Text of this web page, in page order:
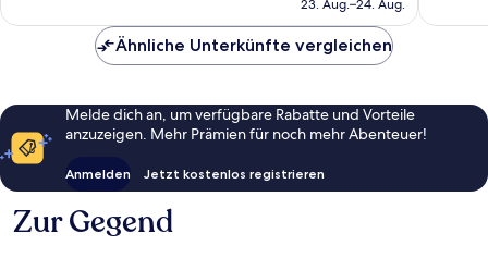
23. Aug.–24. Aug.
Ähnliche Unterkünfte vergleichen
Melde dich an, um verfügbare Rabatte und Vorteile
anzuzeigen. Mehr Prämien für noch mehr Abenteuer!
Anmelden Jetzt kostenlos registrieren
Zur Gegend